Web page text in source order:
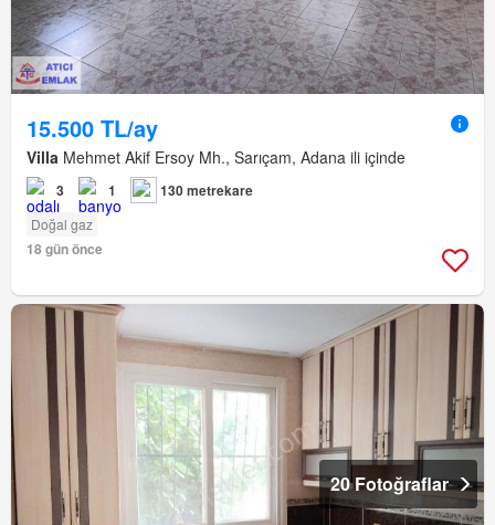
15.500 TL/ay
Villa Mehmet Akif Ersoy Mh., Sarıçam, Adana ili içinde
3 1 130 metrekare
Doğal gaz
18 gün önce
20 Fotoğraflar